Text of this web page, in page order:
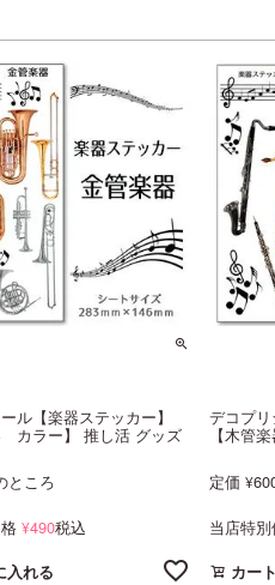
ル【楽器ステッカー】
カラー】 推し活 グッズ
ところ
¥490税込
入れる
デコプリ
【木管
定価 ¥
当店特
カー